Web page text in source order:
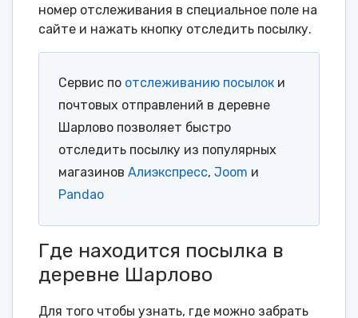
номер отслеживания в специальное поле на
сайте и нажать кнопку отследить посылку.
Сервис по отслеживанию посылок и
почтовых отправлений в деревне
Шарлово позволяет быстро
отследить посылку из популярных
магазинов Алиэкспресс, Joom и
Pandao
Где находится посылка в
деревне Шарлово
Для того чтобы узнать, где можно забрать